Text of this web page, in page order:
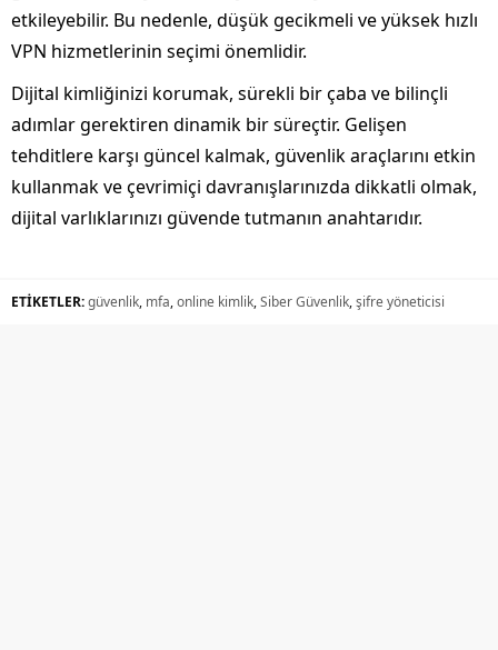
etkileyebilir. Bu nedenle, düşük gecikmeli ve yüksek hızlı
VPN hizmetlerinin seçimi önemlidir.
Dijital kimliğinizi korumak, sürekli bir çaba ve bilinçli
adımlar gerektiren dinamik bir süreçtir. Gelişen
tehditlere karşı güncel kalmak, güvenlik araçlarını etkin
kullanmak ve çevrimiçi davranışlarınızda dikkatli olmak,
dijital varlıklarınızı güvende tutmanın anahtarıdır.
ETİKETLER:güvenlik, mfa,online kimlik,Siber Güvenlik,şifre yöneticisi